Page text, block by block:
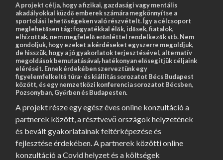
A projekt célja, hogy afizikai, gazdasági vagy mentális
akadályokkal küzdő emberek számára megkönnyítse a
sportolási lehetőségeken való részvételt. Így a célcsoport
meglehetősen tág: fogyatékkal élők, idősek, fiatalok,
elhízottak, nem megfelelő erőnléttel rendelkezők stb. Nem
gondoljuk, hogy ezeket a kérdéseket egyszerre megoldjuk,
de hisszük, hogy a jó gyakorlatok terjesztésével, alternatív
megoldások bemutatásával,hatékonyan elősegítjük céljaink
elérését. Ennek érdekében szerveztünk egy
figyelemfelkeltő túra- és kiállítás sorozatot Bécs Budapest
között, és egy nemzetközi konferencia sorozatot Bécsben,
Pozsonyban, Győrben és Budapesten.
A projekt része egy egész éves online konzultáció a
partnerek között, a résztvevő országok helyzetének
és bevált gyakorlatainak feltérképezése és
fejlesztése érdekében. A partnerek közötti online
konzultáció a Covid helyzet és a költségek